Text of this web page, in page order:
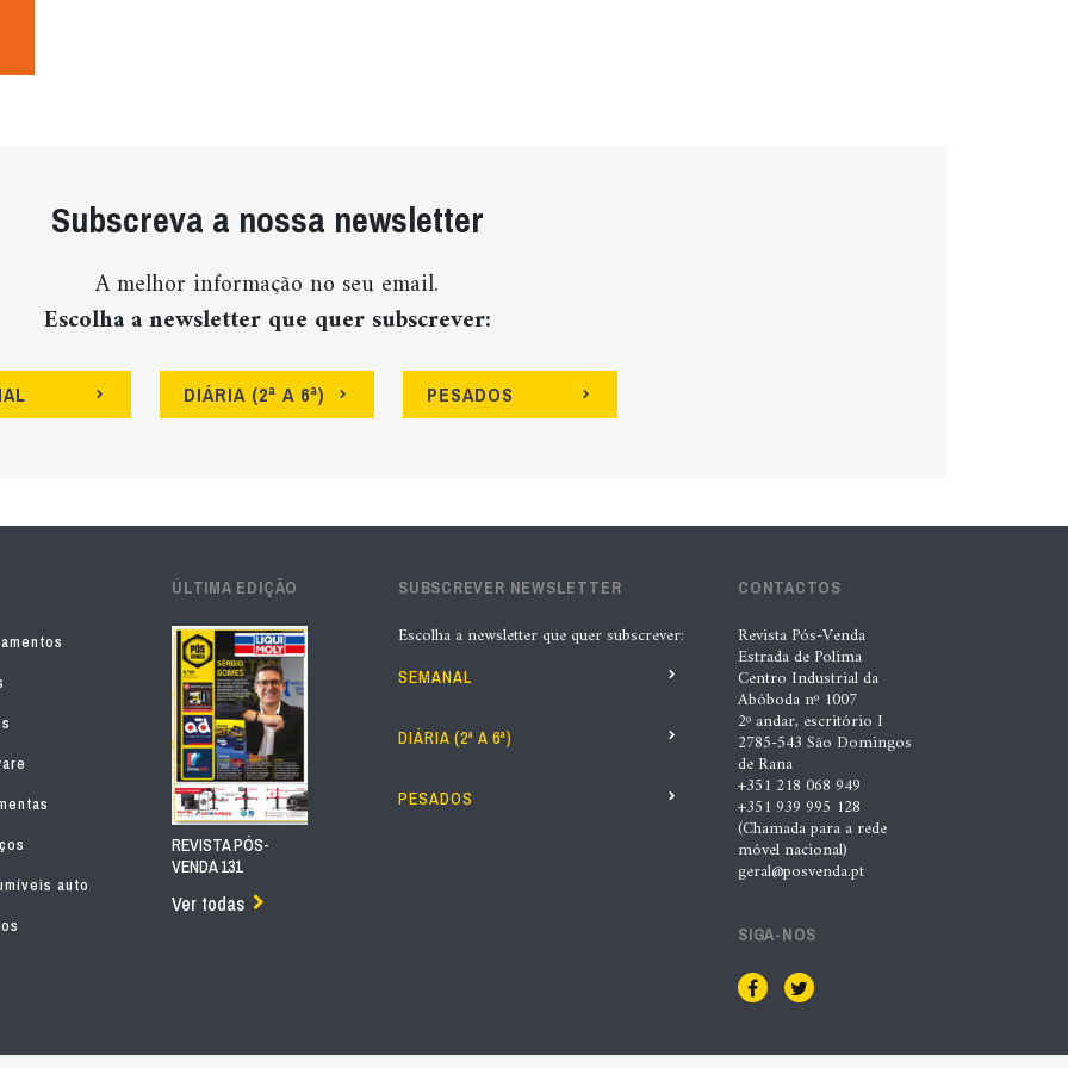
Subscreva a nossa newsletter
A melhor informação no seu email.
Escolha a newsletter que quer subscrever:
DIÁRIA (2ª A 6ª) PESADOS
auto
ÚLTIMA EDIÇÃO
REVISTA PÓS-
VENDA 131
Ver todas
SUBSCREVER NEWSLETTER
Escolha a newsletter que quer subscrever:
SEMANAL
DIÁRIA (2ª A 6ª)
PESADOS
CONTACTOS
Revista Pós-Venda
Estrada de Polima
Centro Industrial da
Abóboda nº 1007
2º andar, escritório I
2785-543 São Domingos
de Rana
+351 218 068 949
+351 939 995 128
(Chamada para a rede
móvel nacional)
geral@posvenda.pt
SIGA-NOS